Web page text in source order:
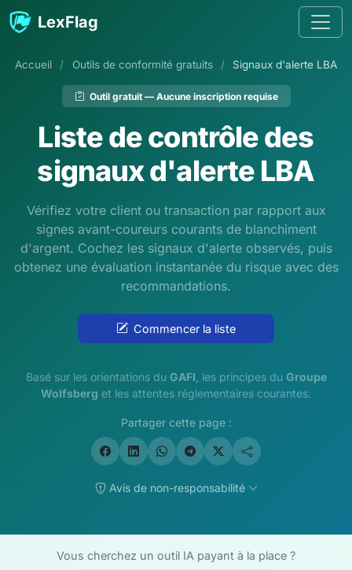
Passer au contenu
LexFlag
Accueil / Outils de conformité gratuits / Signaux d'alerte LBA
Outil gratuit — Aucune inscription requise
Liste de contrôle des
signaux d'alerte LBA
Vérifiez votre client ou transaction par rapport aux
signes avant-coureurs courants de blanchiment
d'argent. Cochez les signaux d'alerte observés, puis
obtenez une évaluation instantanée du risque avec des
recommandations.
Commencer la liste
Basé sur les orientations du GAFI , les principes du Groupe
Wolfsberg et les attentes réglementaires courantes.
Partager cette page :
Avis de non-responsabilité
Vous cherchez un outil IA payant à la place ?